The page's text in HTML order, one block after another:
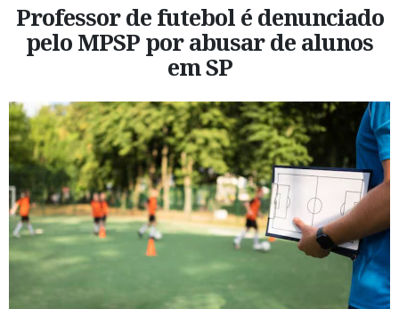
Professor de futebol é denunciado
pelo MPSP por abusar de alunos
em SP